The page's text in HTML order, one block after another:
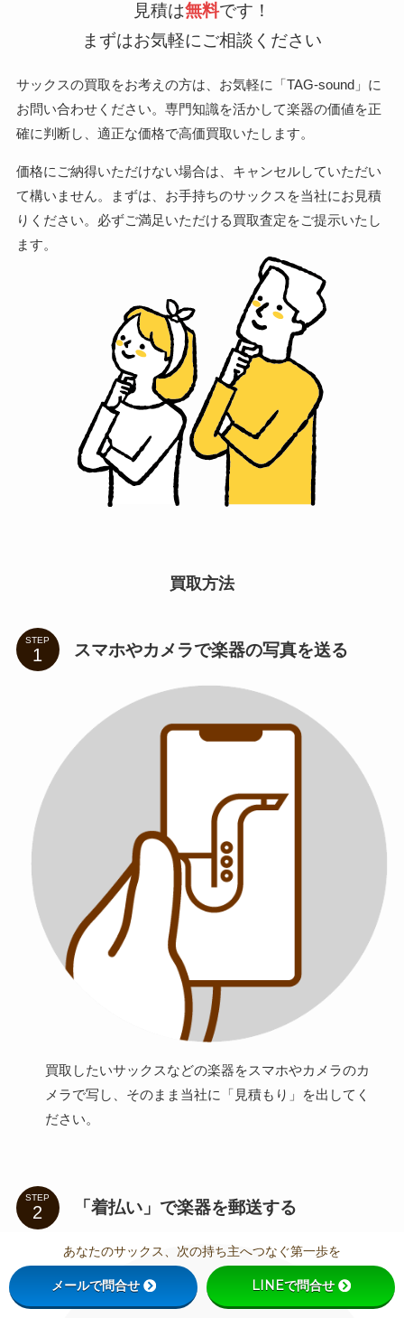
見積は無料です！
まずはお気軽にご相談ください
サックスの買取をお考えの方は、お気軽に「TAG-sound」に
お問い合わせください。専門知識を活かして楽器の価値を正
確に判断し、適正な価格で高価買取いたします。
価格にご納得いただけない場合は、キャンセルしていただい
て構いません。まずは、お手持ちのサックスを当社にお見積
りください。必ずご満足いただける買取査定をご提示いたし
ます。
買取方法
STEP
スマホやカメラで楽器の写真を送る
買取したいサックスなどの楽器をスマホやカメラのカ
メラで写し、そのまま当社に「見積もり」を出してく
ださい。
STEP
「着払い」で楽器を郵送する
あなたのサックス、次の持ち主へつなぐ第一歩を
メールで問合せ LINEで問合せ